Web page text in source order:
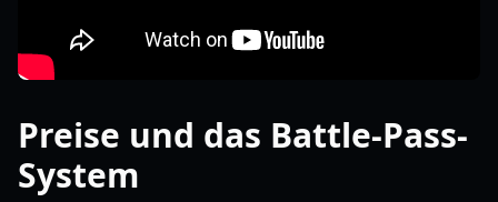
Preise und das Battle-Pass-
System